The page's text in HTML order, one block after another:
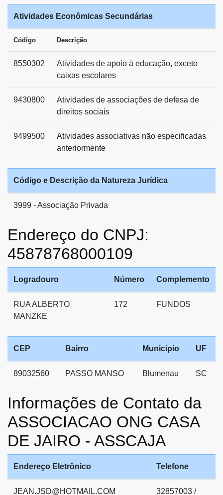
Atividades Econômicas Secundárias
Código Descrição
8550302
Atividades de apoio à educação, exceto
caixas escolares
9430800
Atividades de associações de defesa de
direitos sociais
9499500
Atividades associativas não especificadas
anteriormente
Código e Descrição da Natureza Jurídica
3999 - Associação Privada
Endereço do CNPJ:
45878768000109
Logradouro Número Complemento
RUA ALBERTO
MANZKE
172 FUNDOS
CEP Bairro Município UF
89032560 PASSO MANSO Blumenau SC
Informações de Contato da
ASSOCIACAO ONG CASA
DE JAIRO - ASSCAJA
Endereço Eletrônico Telefone
JEAN.JSD@HOTMAIL.COM 32857003 /